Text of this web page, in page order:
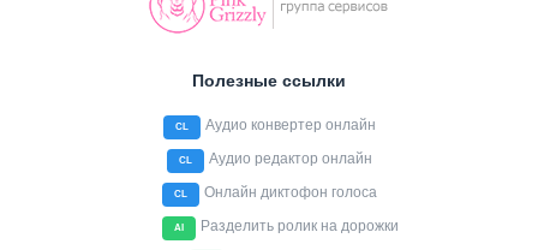
Полезные ссылки
CL Аудио конвертер онлайн
CL Аудио редактор онлайн
CL Онлайн диктофон голоса
AI Разделить ролик на дорожки